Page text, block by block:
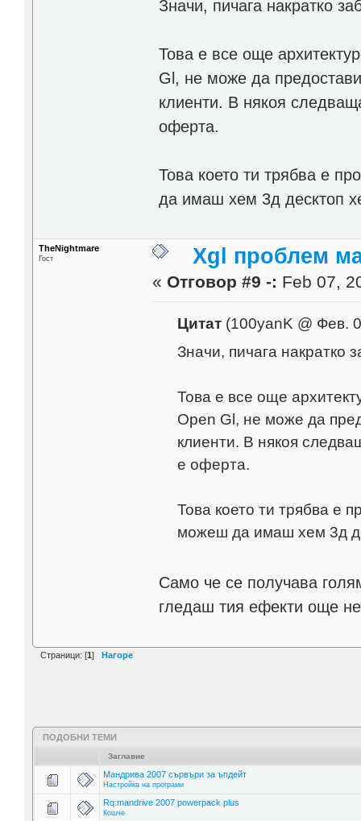
Значи, пичага накратко
Това е все още
Gl, не може да
клиенти. В някоя
оферта.
Това което ти трябва е
да имаш хем 3д десктоп
TheNightmare
Гост Xgl проблем
« Отговор #9 -: Feb 07,
Цитат(100yanK @ Фев.
Значи, пичага накратко
Това е все още
Open Gl, не може да
клиенти. В някоя
е оферта.
Това което ти трябва е
можеш да имаш хем 3д
Само че се получава
гледаш тия ефекти още
Страници: [1] Нагоре
ПОДОБНИ ТЕМИ
Заглавие
Мандрива 2007 сървъри за ъпдейт
Настройка на програми
Rq:mandrive 2007 powerpack plus
Кошче